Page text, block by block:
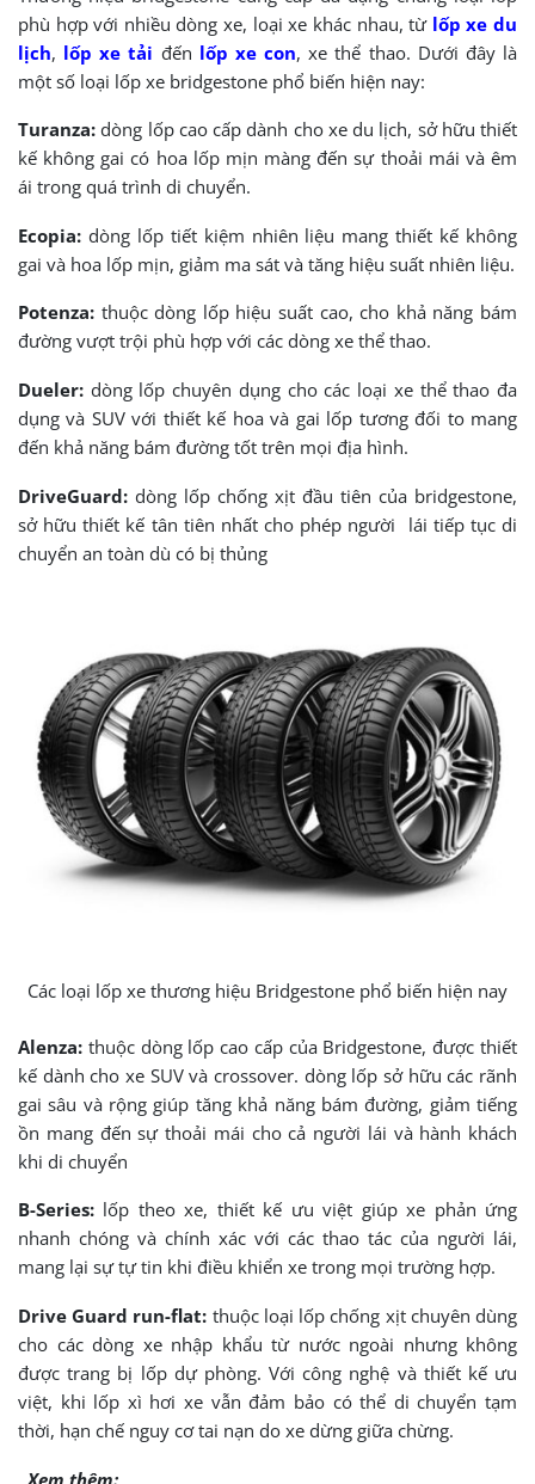
phù hợp với nhiều dòng xe, loại xe khác nhau, từ lốp xe du
lịch, lốp xe tải đến lốp xe con, xe thể thao. Dưới đây là
một số loại lốp xe bridgestone phổ biến hiện nay:
Turanza: dòng lốp cao cấp dành cho xe du lịch, sở hữu thiết
kế không gai có hoa lốp mịn màng đến sự thoải mái và êm
ái trong quá trình di chuyển.
Ecopia: dòng lốp tiết kiệm nhiên liệu mang thiết kế không
gai và hoa lốp mịn, giảm ma sát và tăng hiệu suất nhiên liệu.
Potenza: thuộc dòng lốp hiệu suất cao, cho khả năng bám
đường vượt trội phù hợp với các dòng xe thể thao.
Dueler: dòng lốp chuyên dụng cho các loại xe thể thao đa
dụng và SUV với thiết kế hoa và gai lốp tương đối to mang
đến khả năng bám đường tốt trên mọi địa hình.
DriveGuard: dòng lốp chống xịt đầu tiên của bridgestone,
sở hữu thiết kế tân tiên nhất cho phép người lái tiếp tục di
chuyển an toàn dù có bị thủng
Các loại lốp xe thương hiệu Bridgestone phổ biến hiện nay
Alenza: thuộc dòng lốp cao cấp của Bridgestone, được thiết
kế dành cho xe SUV và crossover. dòng lốp sở hữu các rãnh
gai sâu và rộng giúp tăng khả năng bám đường, giảm tiếng
ồn mang đến sự thoải mái cho cả người lái và hành khách
khi di chuyển
B-Series: lốp theo xe, thiết kế ưu việt giúp xe phản ứng
nhanh chóng và chính xác với các thao tác của người lái,
mang lại sự tự tin khi điều khiển xe trong mọi trường hợp.
Drive Guard run-flat: thuộc loại lốp chống xịt chuyên dùng
cho các dòng xe nhập khẩu từ nước ngoài nhưng không
được trang bị lốp dự phòng. Với công nghệ và thiết kế ưu
việt, khi lốp xì hơi xe vẫn đảm bảo có thể di chuyển tạm
thời, hạn chế nguy cơ tai nạn do xe dừng giữa chừng.
Xem thêm: